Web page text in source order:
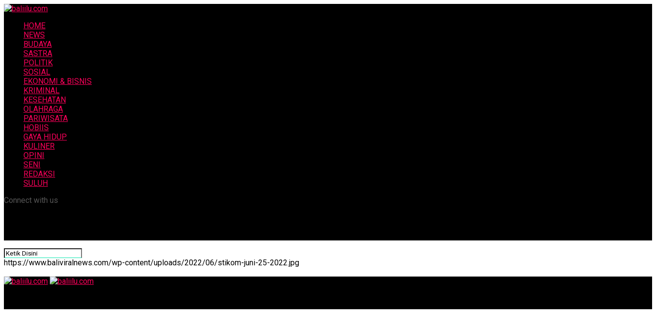
HOME
NEWS
BUDAYA
SASTRA
POLITIK
SOSIAL
EKONOMI & BISNIS
KRIMINAL
KESEHATAN
OLAHRAGA
PARIWISATA
HOBIIS
GAYA HIDUP
KULINER
OPINI
SENI
REDAKSI
SULUH
Connect with us
https://www.baliviralnews.com/wp-content/uploads/2022/06/stikom-juni-25-2022.jpg